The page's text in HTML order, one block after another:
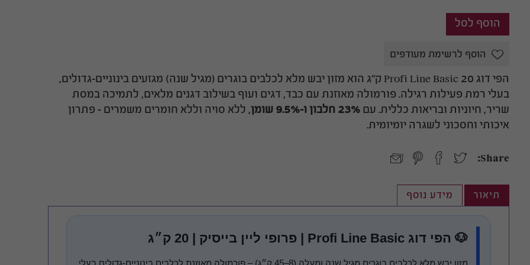
לפרעושים
לבעלי חיים
לבעלי חיים
לחתולים
גופי חימום
גופי חימום לאקווריום
גופי תאורה לאקווריום -
מלוחים, צמחייה
מאווררי קירור לאקווריום
דקורציה
דמוי סלעים לאקווריום
הוסף לרשימת מעודפים
הפי דוג Profi Line Basic 20 ק״ג הוא מזון יבש מלא לכלבים בוגרים (מגיל שנה) מגזעים בינוניים-גדולים,
בעלי רמת פעילות רגילה. פורמולה מאוזנת עם כבד, דגים ועוף בשילוב דגנים מלאים, לתמיכה במסת
שריר, חיוניות ובריאות כללית. עם 23% חלבון ו-9.5% שומן
, ללא סויה וללא חומרים משמרים – פתרון
איכותי וחסכוני לשגרה יומיומית.
Share:
תיאור מידע נוסף
🐶 הפי דוג Profi Line Basic | פרופי ליין בייסיק | 20 ק״ג
מזון יבש מלא לכלבים בוגרים מגיל שנה ומעלה (8–45 ק״ג) – פורמולה מאוזנת לכלבים בינוניים-גדולים בעלי